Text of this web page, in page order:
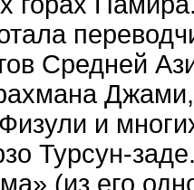
Средней
и
Турсун-
(из его